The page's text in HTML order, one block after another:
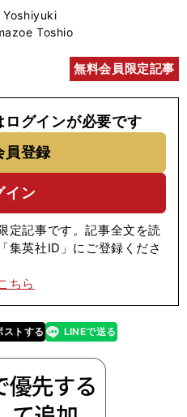
Toshio
無料会員限定記事
ログインが必要です
員登録
イン
定記事です。記事全文を読
集英社ID」にご登録くださ
ちら
ストする
line LINEで送る